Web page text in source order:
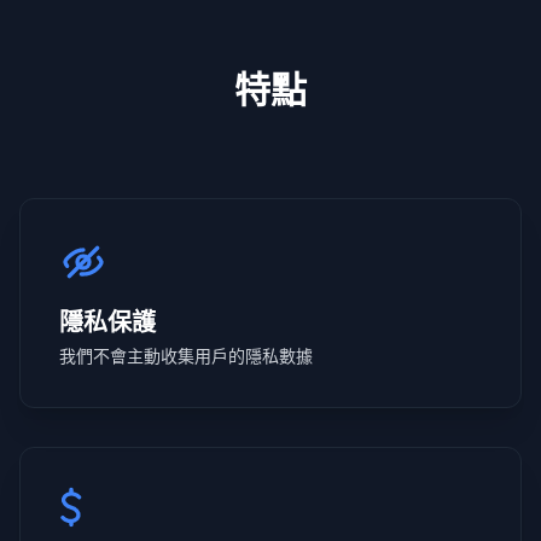
特點
隱私保護
我們不會主動收集用戶的隱私數據